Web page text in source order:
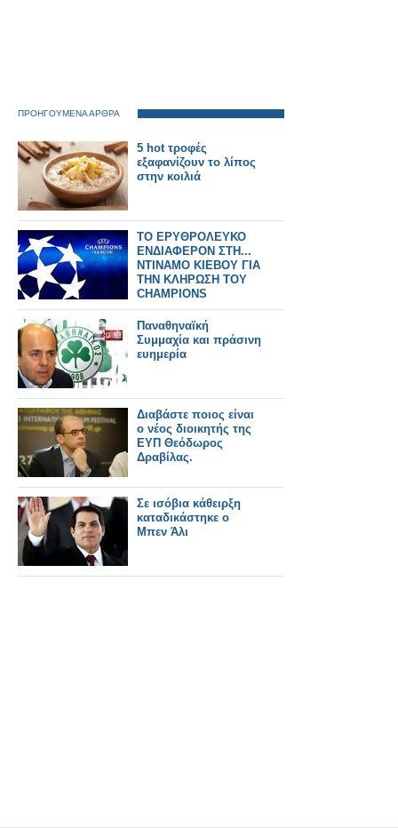
ΠΡΟΗΓΟΥΜΕΝΑ ΑΡΘΡΑ
5 hot τροφές
εξαφανίζουν το λίπος
στην κοιλιά
ΤΟ ΕΡΥΘΡΟΛΕΥΚΟ
ΕΝΔΙΑΦΕΡΟΝ ΣΤΗ...
ΝΤΙΝΑΜΟ ΚΙΕΒΟΥ ΓΙΑ
ΤΗΝ ΚΛΗΡΩΣΗ ΤΟΥ
CHAMPIONS
LEAGUE!
Παναθηναϊκή
Συμμαχία και πράσινη
ευημερία
Διαβάστε ποιος είναι
ο νέος διοικητής της
ΕΥΠ Θεόδωρος
Δραβίλας.
Σε ισόβια κάθειρξη
καταδικάστηκε ο
Μπεν Άλι